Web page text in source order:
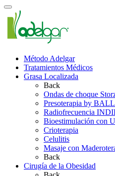
Método Adelgar
Tratamientos Médicos
Grasa Localizada
Back
Ondas de choque
Presoterapia by
Radiofrecuencia
Bioestimulación con
Crioterapia
Celulitis
Masaje con
Back
Cirugía de la Obesidad